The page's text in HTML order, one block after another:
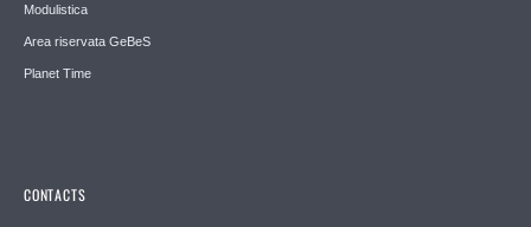
Modulistica
Area riservata GeBeS
Planet Time
CONTACTS